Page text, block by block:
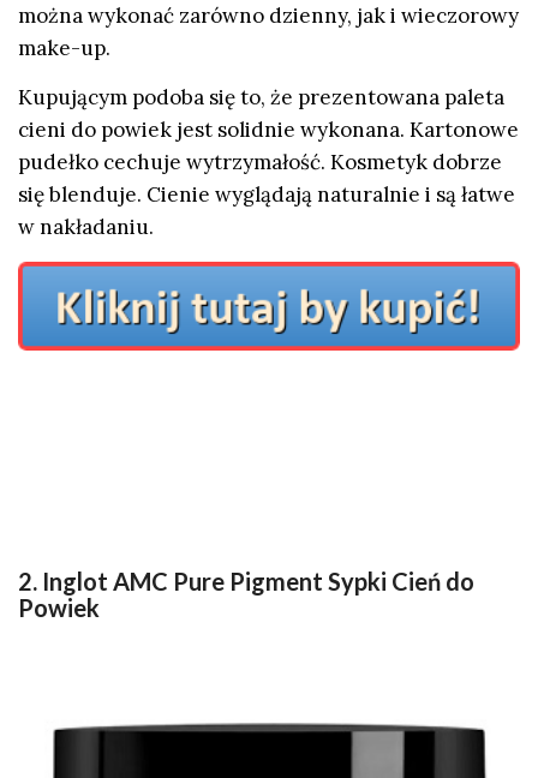
można wykonać zarówno dzienny, jak i wieczorowy
make-up.
Kupującym podoba się to, że prezentowana paleta
cieni do powiek jest solidnie wykonana. Kartonowe
pudełko cechuje wytrzymałość. Kosmetyk dobrze
się blenduje. Cienie wyglądają naturalnie i są łatwe
w nakładaniu.
2. Inglot AMC Pure Pigment Sypki Cień do
Powiek